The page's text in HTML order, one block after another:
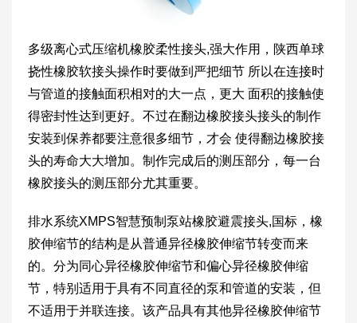
多级离心式压缩机橡胶柔性接头,强大作用，陕西单球
挠性橡胶软接头操作时要做到严把细节 所以在连接时
与管道的接触面积相对的大一点，更大 面积的接触使
得密封性达到更好。不过在翻边橡胶接头接头的制作
安装到保养都要注意很多细节，才会 使得翻边橡胶接
头的寿命大大增加。制作完成后的测压部分，每一台
橡胶接头的测压部分尤其重要。
排水系统XMPS智慧预制泵站橡胶避震接头,国标，橡
胶伸缩节的结构是从普通异径橡胶伸缩节转变而来
的。分为同心异径橡胶伸缩节和偏心异径橡胶伸缩
节，特别适用于具有不同直径的泵和管道的安装，但
不适用于并联连接。该产品具有其他异径橡胶伸缩节